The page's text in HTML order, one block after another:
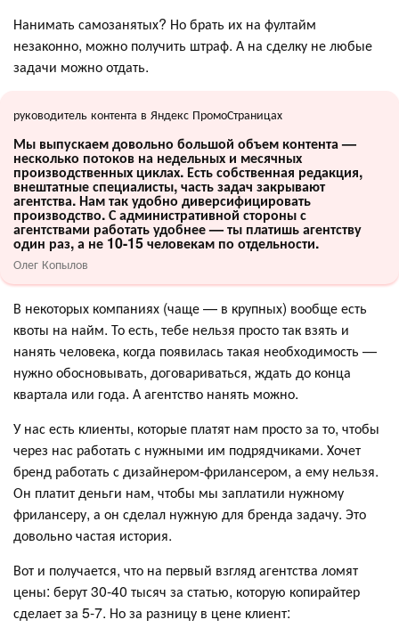
Нанимать самозанятых? Но брать их на фултайм
незаконно, можно получить штраф. А на сделку не любые
задачи можно отдать.
руководитель контента в Яндекс ПромоСтраницах
Мы выпускаем довольно большой объем контента —
несколько потоков на недельных и месячных
производственных циклах. Есть собственная редакция,
внештатные специалисты, часть задач закрывают
агентства. Нам так удобно диверсифицировать
производство. С административной стороны с
агентствами работать удобнее — ты платишь агентству
один раз, а не 10-15 человекам по отдельности.
Олег Копылов
В некоторых компаниях (чаще — в крупных) вообще есть
квоты на найм. То есть, тебе нельзя просто так взять и
нанять человека, когда появилась такая необходимость —
нужно обосновывать, договариваться, ждать до конца
квартала или года. А агентство нанять можно.
У нас есть клиенты, которые платят нам просто за то, чтобы
через нас работать с нужными им подрядчиками. Хочет
бренд работать с дизайнером-фрилансером, а ему нельзя.
Он платит деньги нам, чтобы мы заплатили нужному
фрилансеру, а он сделал нужную для бренда задачу. Это
довольно частая история.
Вот и получается, что на первый взгляд агентства ломят
цены: берут 30-40 тысяч за статью, которую копирайтер
сделает за 5-7. Но за разницу в цене клиент: